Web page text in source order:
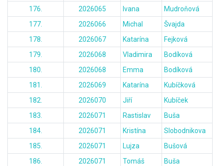
176.
2026065 Ivana
Mudroňová
177.
2026066 Michal
Švajda
178.
2026067 Katarína
Fejková
179.
2026068 Vladimira
Bodíková
180.
2026068 Emma
Bodíková
181.
2026069 Katarína
Kubíčková
182.
2026070 Jiří
Kubíček
183.
2026071 Rastislav
Buša
184.
2026071 Kristína
Slobodnikova
185.
2026071 Lujza
Bušová
186.
2026071 Tomáš
Buša